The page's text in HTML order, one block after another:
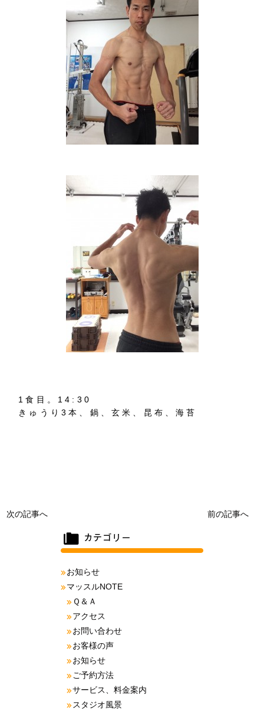
1食目。14:30
きゅうり3本、鍋、玄米、昆布、海苔
次の記事へ 前の記事へ
お知らせ
マッスルNOTE
Ｑ＆Ａ
アクセス
お問い合わせ
お客様の声
お知らせ
ご予約方法
サービス、料金案内
スタジオ風景